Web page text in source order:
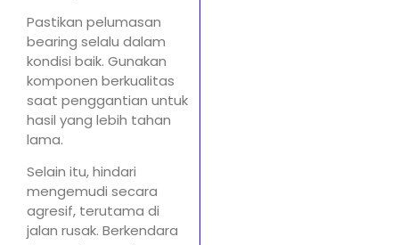
Pastikan pelumasan
bearing selalu dalam
kondisi baik. Gunakan
komponen berkualitas
saat penggantian untuk
hasil yang lebih tahan
lama.
Selain itu, hindari
mengemudi secara
agresif, terutama di
jalan rusak. Berkendara